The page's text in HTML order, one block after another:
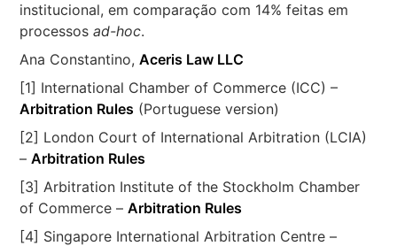
institucional, em comparação com 14% feitas em
processosad-hoc.
Ana Constantino,Aceris Law LLC
[1] International Chamber of Commerce (ICC) –
Arbitration Rules (Portuguese version)
[2] London Court of International Arbitration (LCIA)
–Arbitration Rules
[3] Arbitration Institute of the Stockholm Chamber
of Commerce –Arbitration Rules
[4] Singapore International Arbitration Centre –